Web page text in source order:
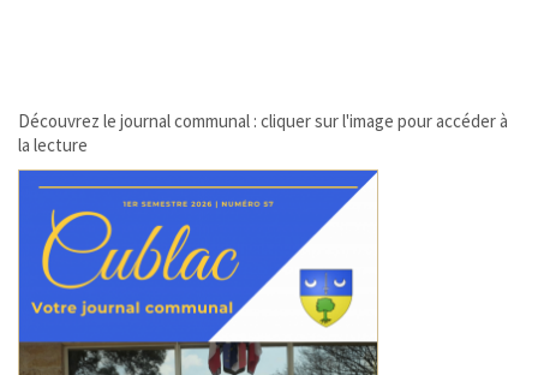
Découvrez le journal communal : cliquer sur l'image pour accéder à
la lecture